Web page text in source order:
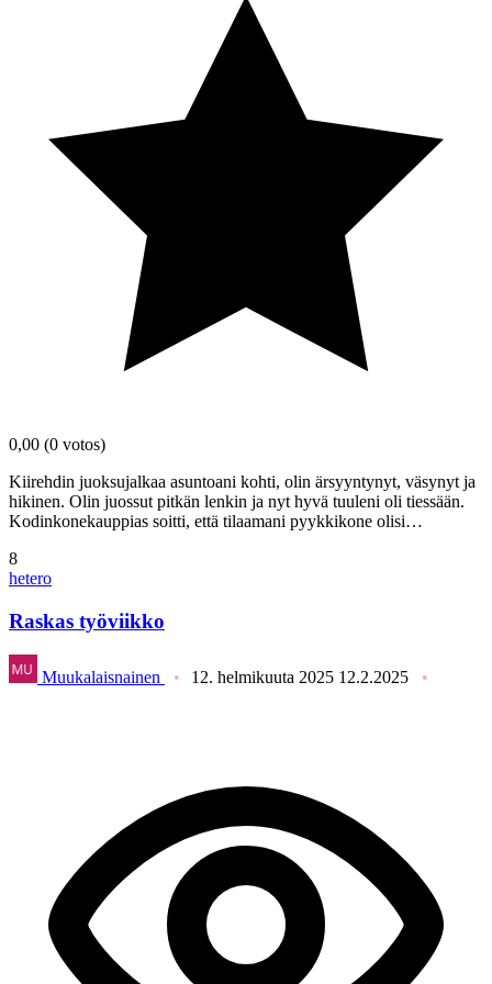
0,00 (0 votos)
Kiirehdin juoksujalkaa asuntoani kohti, olin ärsyyntynyt, väsynyt ja
hikinen. Olin juossut pitkän lenkin ja nyt hyvä tuuleni oli tiessään.
Kodinkonekauppias soitti, että tilaamani pyykkikone olisi…
8
hetero
Raskas työviikko
Muukalaisnainen 12. helmikuuta 2025 12.2.2025